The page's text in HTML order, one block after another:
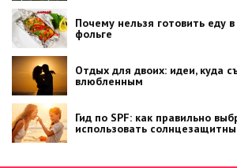
Почему нельзя готовить еду
фольге
Отдых для двоих: идеи, куда
влюбленным
Гид по SPF: как правильно
использовать